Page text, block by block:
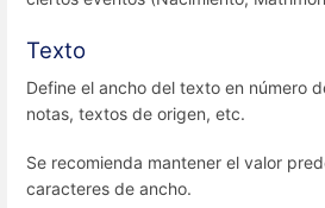
Texto
Define el ancho del texto en número
notas, textos de origen, etc.
Se recomienda mantener el valor
caracteres de ancho.